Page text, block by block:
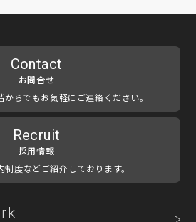
Contact
お問合せ
らでもお気軽にご連絡ください。
Recruit
採用情報
度などご紹介しております。